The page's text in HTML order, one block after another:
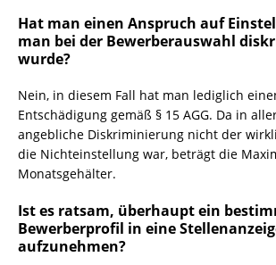
Hat man einen Anspruch auf
man bei der Bewerberauswahl
wurde?
Nein, in diesem Fall hat man lediglich
Entschädigung gemäß § 15 AGG. Da in
angebliche Diskriminierung nicht der
die Nichteinstellung war, beträgt die
Monatsgehälter.
Ist es ratsam, überhaupt ein
Bewerberprofil in eine
aufzunehmen?